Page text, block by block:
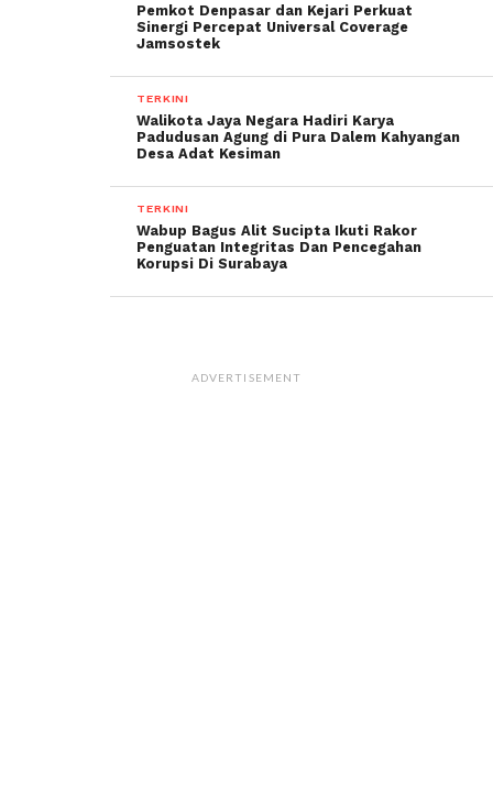
Pemkot Denpasar dan Kejari Perkuat
Sinergi Percepat Universal Coverage
Jamsostek
TERKINI
Walikota Jaya Negara Hadiri Karya
Padudusan Agung di Pura Dalem Kahyangan
Desa Adat Kesiman
TERKINI
Wabup Bagus Alit Sucipta Ikuti Rakor
Penguatan Integritas Dan Pencegahan
Korupsi Di Surabaya
ADVERTISEMENT